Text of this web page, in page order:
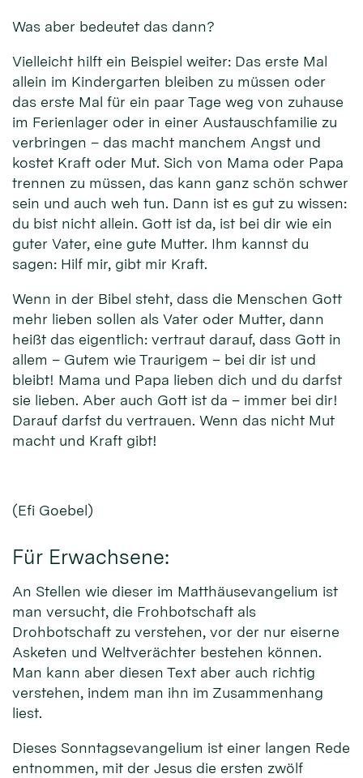
Was aber bedeutet das dann?
Vielleicht hilft ein Beispiel weiter: Das erste Mal
allein im Kindergarten bleiben zu müssen oder
das erste Mal für ein paar Tage weg von zuhause
im Ferienlager oder in einer Austauschfamilie zu
verbringen – das macht manchem Angst und
kostet Kraft oder Mut. Sich von Mama oder Papa
trennen zu müssen, das kann ganz schön schwer
sein und auch weh tun. Dann ist es gut zu wissen:
du bist nicht allein. Gott ist da, ist bei dir wie ein
guter Vater, eine gute Mutter. Ihm kannst du
sagen: Hilf mir, gibt mir Kraft.
Wenn in der Bibel steht, dass die Menschen Gott
mehr lieben sollen als Vater oder Mutter, dann
heißt das eigentlich: vertraut darauf, dass Gott in
allem – Gutem wie Traurigem – bei dir ist und
bleibt! Mama und Papa lieben dich und du darfst
sie lieben. Aber auch Gott ist da – immer bei dir!
Darauf darfst du vertrauen. Wenn das nicht Mut
macht und Kraft gibt!
(Efi Goebel)
Für Erwachsene:
An Stellen wie dieser im Matthäusevangelium ist
man versucht, die Frohbotschaft als
Drohbotschaft zu verstehen, vor der nur eiserne
Asketen und Weltverächter bestehen können.
Man kann aber diesen Text aber auch richtig
verstehen, indem man ihn im Zusammenhang
liest.
Dieses Sonntagsevangelium ist einer langen Rede
entnommen, mit der Jesus die ersten zwölf